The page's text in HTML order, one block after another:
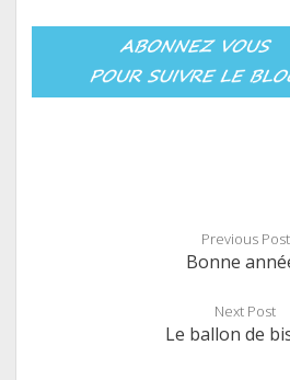
Previous Post
Bonne
Next Post
Le ballon de